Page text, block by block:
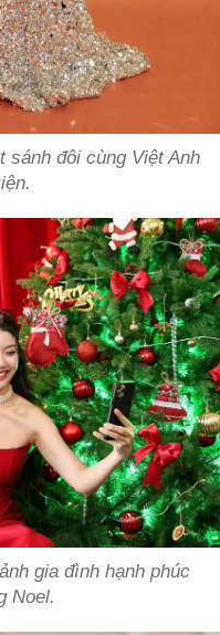
sánh đôi cùng Việt Anh
gia đình hạnh phúc
Noel.